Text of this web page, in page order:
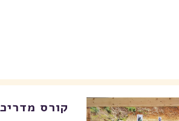
קורס